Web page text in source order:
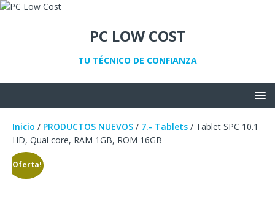
PC LOW COST
TU TÉCNICO DE CONFIANZA
Inicio / PRODUCTOS NUEVOS / 7.- Tablets / Tablet SPC 10.1
HD, Qual core, RAM 1GB, ROM 16GB
¡Oferta!